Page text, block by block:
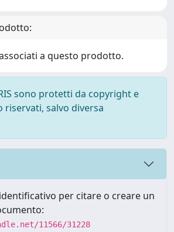
a questo prodotto.
sono protetti da copyright e
salvo diversa
per citare o creare un
11566/31228